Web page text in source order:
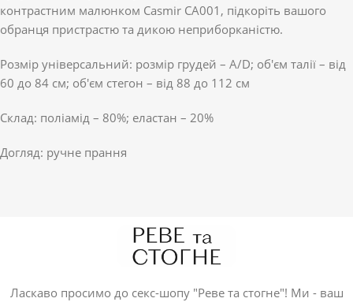
контрастним малюнком Casmir CA001, підкоріть вашого
обранця пристрастю та дикою неприборканістю.
Розмір універсальний: розмір грудей – А/D; об'єм талії – від
60 до 84 см; об'єм стегон – від 88 до 112 см
Склад: поліамід – 80%; еластан – 20%
Догляд: ручне прання
Ласкаво просимо до секс-шопу "Реве та стогне"! Ми - ваш